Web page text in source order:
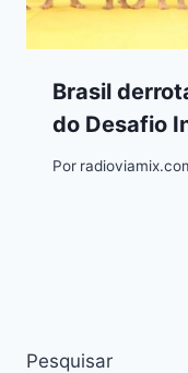
Brasil
do Desafio
Por
Pesquisar